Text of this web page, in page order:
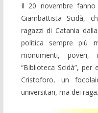
Il 20 novembre
Giambattista Scidà,
ragazzi di Catania
politica sempre più
monumenti,
“Biblioteca Scidà”, per
Cristoforo, un
universitari, ma dei